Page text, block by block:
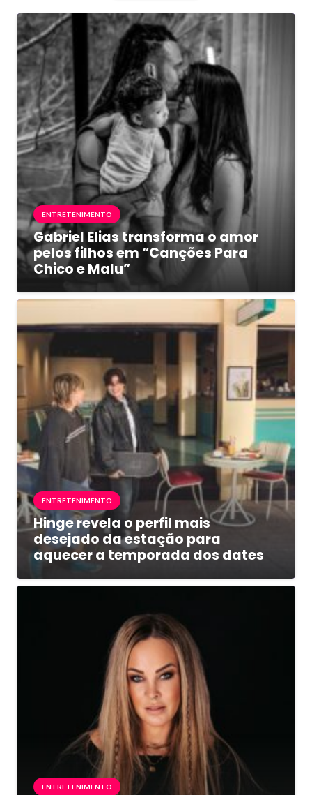
ENTRETENIMENTO
Gabriel Elias transforma o amor
pelos filhos em “Canções Para
Chico e Malu”
ENTRETENIMENTO
Hinge revela o perfil mais
desejado da estação para
aquecer a temporada dos dates
ENTRETENIMENTO